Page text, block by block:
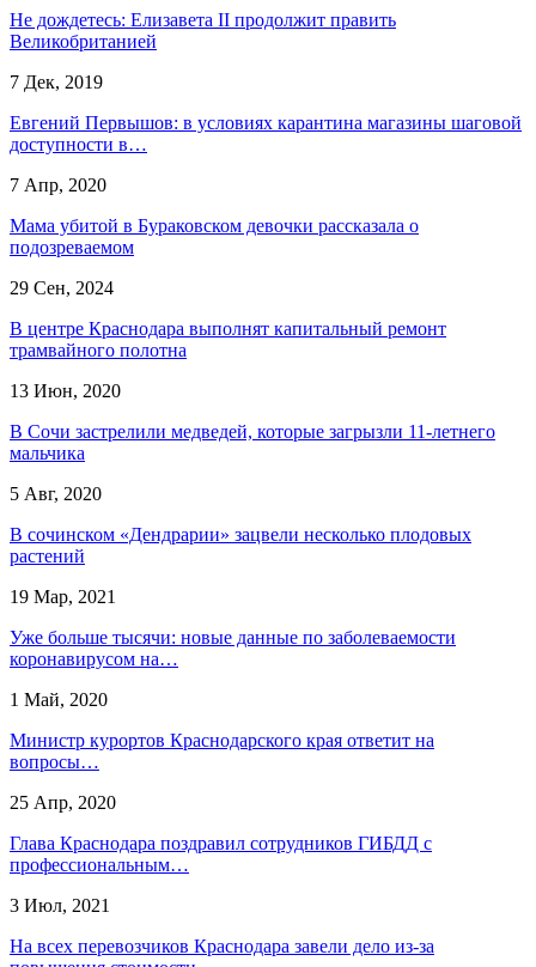
Не дождетесь: Елизавета II продолжит править
Великобританией
7 Дек, 2019
Евгений Первышов: в условиях карантина магазины шаговой
доступности в…
7 Апр, 2020
Мама убитой в Бураковском девочки рассказала о
подозреваемом
29 Сен, 2024
В центре Краснодара выполнят капитальный ремонт
трамвайного полотна
13 Июн, 2020
В Сочи застрелили медведей, которые загрызли 11-летнего
мальчика
5 Авг, 2020
В сочинском «Дендрарии» зацвели несколько плодовых
растений
19 Мар, 2021
Уже больше тысячи: новые данные по заболеваемости
коронавирусом на…
1 Май, 2020
Министр курортов Краснодарского края ответит на
вопросы…
25 Апр, 2020
Глава Краснодара поздравил сотрудников ГИБДД с
профессиональным…
3 Июл, 2021
На всех перевозчиков Краснодара завели дело из-за